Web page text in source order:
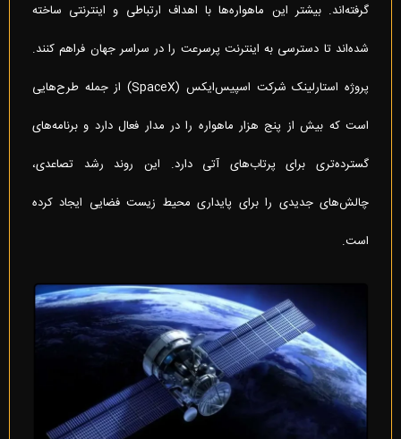
گرفته‌اند. بیشتر این ماهواره‌ها با اهداف ارتباطی و اینترنتی ساخته
شده‌اند تا دسترسی به اینترنت پرسرعت را در سراسر جهان فراهم کنند.
پروژه استارلینک شرکت اسپیس‌ایکس (SpaceX) از جمله طرح‌هایی
است که بیش از پنج هزار ماهواره را در مدار فعال دارد و برنامه‌های
گسترده‌تری برای پرتاب‌های آتی دارد. این روند رشد تصاعدی،
چالش‌های جدیدی را برای پایداری محیط زیست فضایی ایجاد کرده
است.